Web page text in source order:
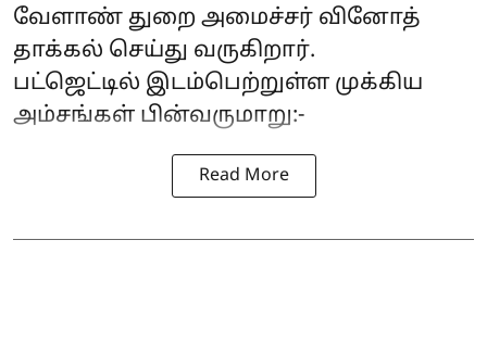
வேளாண் துறை அமைச்சர் வினோத்
தாக்கல் செய்து வருகிறார்.
பட்ஜெட்டில் இடம்பெற்றுள்ள முக்கிய
அம்சங்கள் பின்வருமாறு:-
Read More